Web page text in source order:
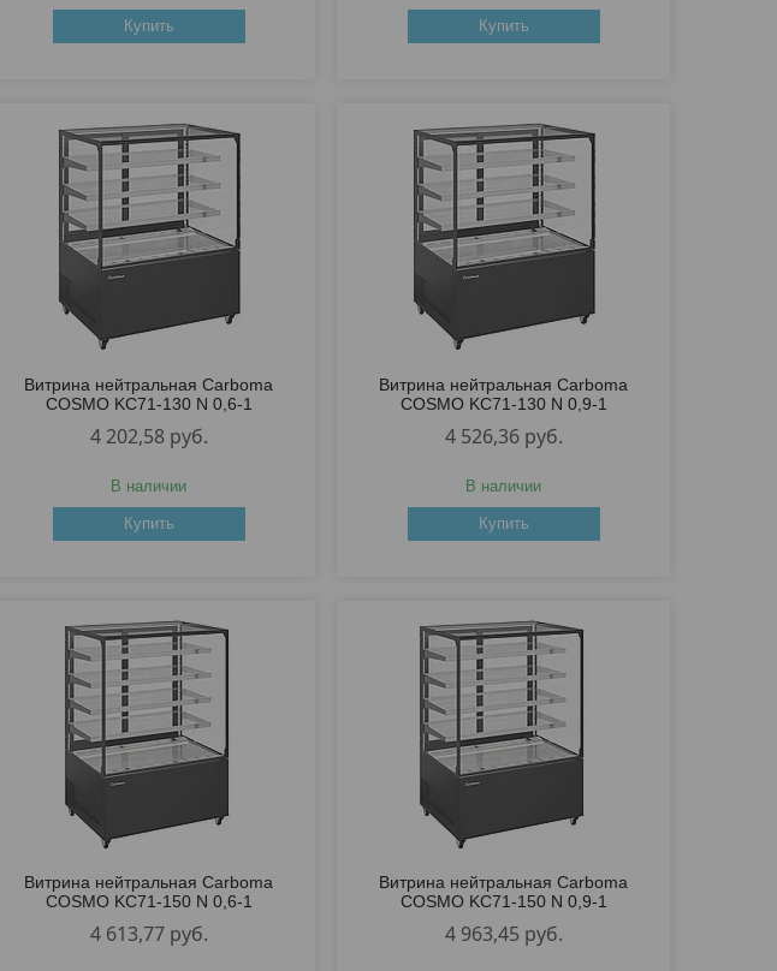
Купить Купить
Витрина нейтральная Carboma
COSMO KC71-130 N 0,6-1
4 202,58 руб.
В наличии
Купить
Витрина нейтральная Carboma
COSMO KC71-130 N 0,9-1
4 526,36 руб.
В наличии
Купить
Витрина нейтральная Carboma
COSMO KC71-150 N 0,6-1
4 613,77 руб.
Витрина нейтральная Carboma
COSMO KC71-150 N 0,9-1
4 963,45 руб.